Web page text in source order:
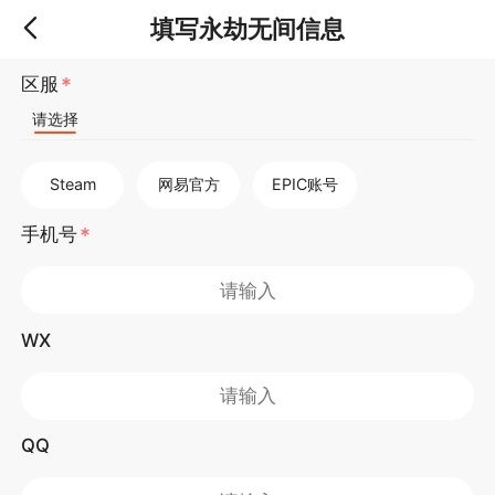
填写永劫无间信息
区服
请选择
Steam 网易官方 EPIC账号
手机号
WX
QQ